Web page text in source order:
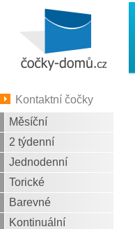
Kontaktní čočky
Měsíční
2 týdenní
Jednodenní
Torické
Barevné
Kontinuální